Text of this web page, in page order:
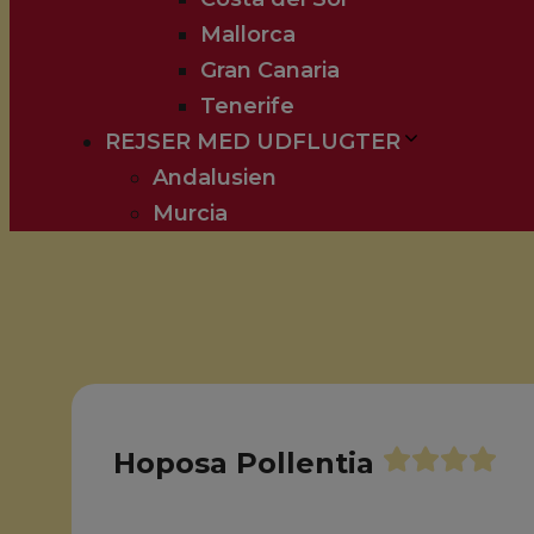
Mallorca
Gran Canaria
Tenerife
REJSER MED UDFLUGTER
Andalusien
Murcia
Hoposa Pollentia